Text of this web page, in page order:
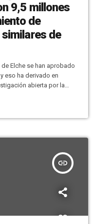
9,5 millones
de
de
Elche se han aprobado
eso ha derivado en
abierta por la
PP, por supuesto
insert_link